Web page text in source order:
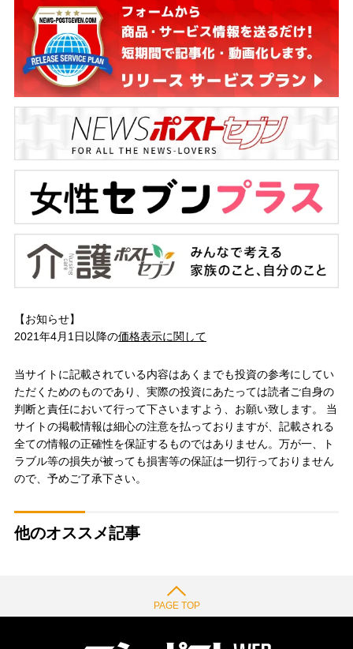
【お知らせ】
2021年4月1日以降の価格表示に関して
当サイトに記載されている内容はあくまでも投資の参考にしてい
ただくためのものであり、実際の投資にあたっては読者ご自身の
判断と責任において行って下さいますよう、お願い致します。 当
サイトの掲載情報は細心の注意を払っておりますが、記載される
全ての情報の正確性を保証するものではありません。万が一、ト
ラブル等の損失が被っても損害等の保証は一切行っておりません
ので、予めご了承下さい。
他のオススメ記事
PAGE TOP